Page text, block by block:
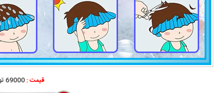
قیمت :69000 تومان